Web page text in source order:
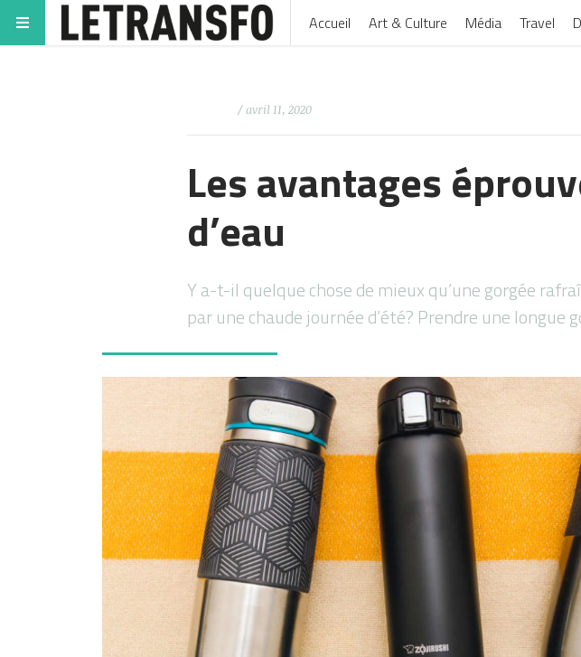
Accueil Art & Culture Média Travel
/ avril 11, 2020
Les avantages
d’eau
Y a-t-il quelque chose de mieux qu’une gorgée
par une chaude journée d’été? Prendre une longue